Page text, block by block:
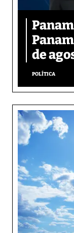
de
POLÍTICA